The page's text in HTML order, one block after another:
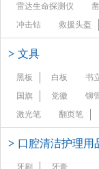
雷达生命探测仪
冲击钻
救援头盔
> 文具
黑板 白板 书
国旗
党徽
铆
激光笔
翻页笔
> 口腔清洁护理用
牙刷 牙膏